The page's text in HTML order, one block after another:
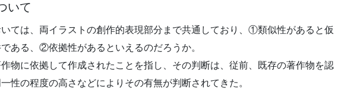
いて
ては、両イラストの創作的表現部分まで共通しており、①類似性があると仮
ある、②依拠性があるといえるのだろうか。
物に依拠して作成されたことを指し、その判断は、従前、既存の著作物を認
性の程度の高さなどによりその有無が判断されてきた。